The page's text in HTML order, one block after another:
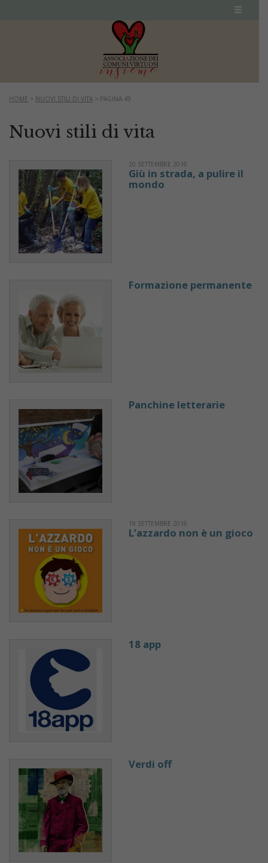
HOME > NUOVI STILI DI VITA > PAGINA 49
Nuovi stili di vita
20 SETTEMBRE 2016
Giù in strada, a pulire il
mondo
Formazione permanente
Panchine letterarie
19 SETTEMBRE 2016
L’azzardo non è un gioco
18 app
Verdi off